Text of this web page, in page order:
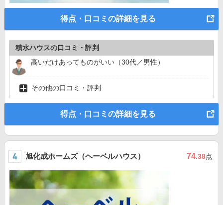
得点・口コミの詳細を見る
積水ハウスの口コミ・評判
高いだけあってものがいい（30代／男性）
その他の口コミ・評判
得点・口コミの詳細を見る
旭化成ホームズ（ヘーベルハウス） 74.38点